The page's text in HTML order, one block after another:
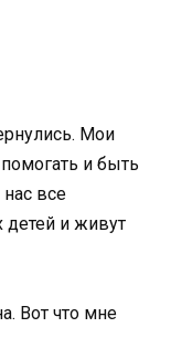
Мои
и быть
все
детей и живут
Вот что мне